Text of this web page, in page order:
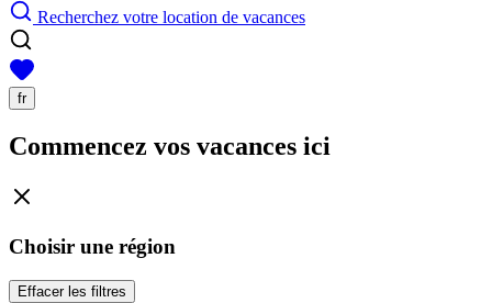
Recherchez votre location de vacances
fr
Commencez vos vacances ici
Choisir une région
Effacer les filtres